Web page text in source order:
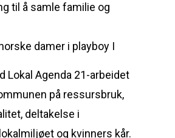
til å samle familie og
I
Lokal Agenda 21-arbeidet
på ressursbruk,
deltakelse i
og kvinners kår.